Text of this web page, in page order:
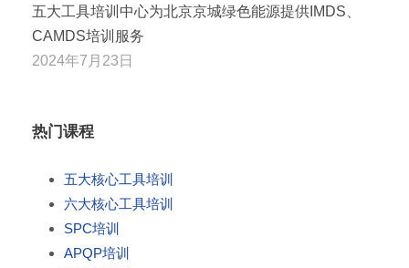
五大工具培训中心为北京京城绿色能源提供IMDS、
CAMDS培训服务
2024年7月23日
热门课程
五大核心工具培训
六大核心工具培训
SPC培训
APQP培训